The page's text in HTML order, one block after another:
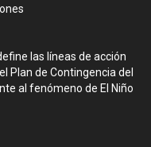
las líneas de acción
Plan de Contingencia del
al fenómeno de El Niño